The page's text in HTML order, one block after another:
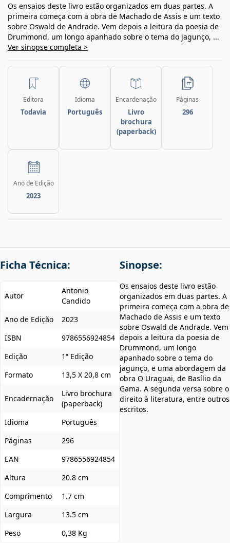
Os ensaios deste livro estão organizados em duas partes. A
primeira começa com a obra de Machado de Assis e um texto
sobre Oswald de Andrade. Vem depois a leitura da poesia de
Drummond, um longo apanhado sobre o tema do jagunço, ...
Ver sinopse completa >
Editora
Todavia
Idioma
Português
Encardenação
Livro
brochura
(paperback)
Páginas
296
Ano de Edição
2023
Ficha Técnica:
Autor
Antonio
Candido
Ano de Edição
2023
ISBN
9786556924854
Edição
1ª Edição
Formato
13,5 X 20,8 cm
Encadernação
Livro brochura
(paperback)
Idioma
Português
Páginas
296
EAN
9786556924854
Altura
20.8 cm
Comprimento
1.7 cm
Largura
13.5 cm
Peso
0,38 Kg
Sinopse:
Os ensaios deste livro estão
organizados em duas partes. A
primeira começa com a obra de
Machado de Assis e um texto
sobre Oswald de Andrade. Vem
depois a leitura da poesia de
Drummond, um longo
apanhado sobre o tema do
jagunço, e uma abordagem da
obra O Uraguai, de Basílio da
Gama. A segunda versa sobre o
direito à literatura, entre outros
escritos.